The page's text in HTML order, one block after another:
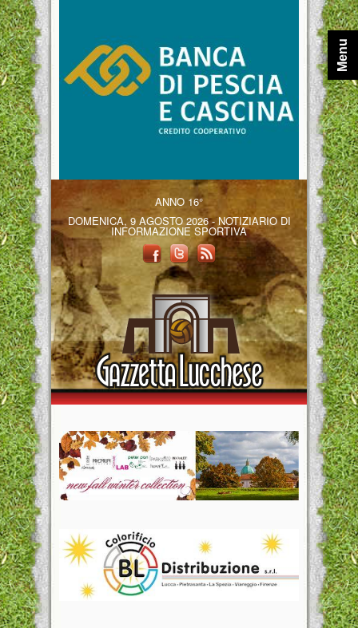
ANNO 16°
DOMENICA, 9 AGOSTO 2026 - NOTIZIARIO DI
INFORMAZIONE SPORTIVA
Menu